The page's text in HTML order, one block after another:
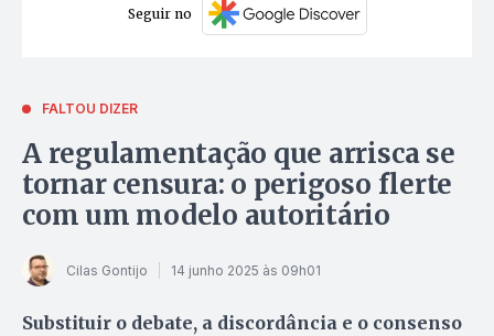
Seguir no
FALTOU DIZER
A regulamentação que arrisca se
tornar censura: o perigoso flerte
com um modelo autoritário
Cilas Gontijo 14 junho 2025 às 09h01
Substituir o debate, a discordância e o consenso